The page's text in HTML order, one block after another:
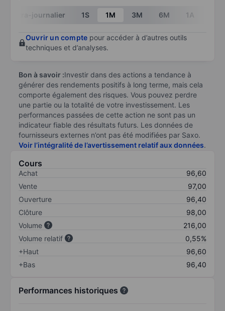
End of interactive chart.
Intra-journalier 1S 1M 3M 6M 1A
Ouvrir un compte pour accéder à d’autres outils
techniques et d’analyses.
Bon à savoir :Investir dans des actions a tendance à
générer des rendements positifs à long terme, mais cela
comporte également des risques. Vous pouvez perdre
une partie ou la totalité de votre investissement. Les
performances passées de cette action ne sont pas un
indicateur fiable des résultats futurs. Les données de
fournisseurs externes n’ont pas été modifiées par Saxo.
Voir l’intégralité de l’avertissement relatif aux données.
Cours
Achat
96,60
Vente
97,00
Ouverture
96,40
Clôture
98,00
Volume
216,00
Volume relatif
0,55%
+Haut
96,60
+Bas
96,40
Performances historiques